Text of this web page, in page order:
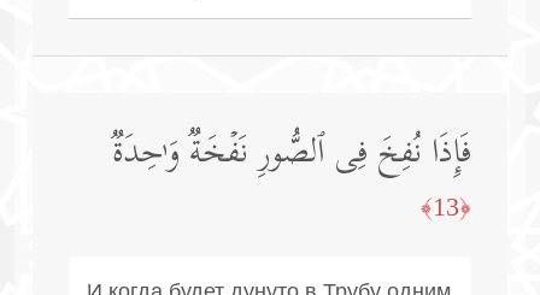
فَإِذَا نُفِخَ فِی ٱلصُّورِ نَفۡخَةࣱ وَ ٰ⁠حِدَةࣱ
﴿13﴾